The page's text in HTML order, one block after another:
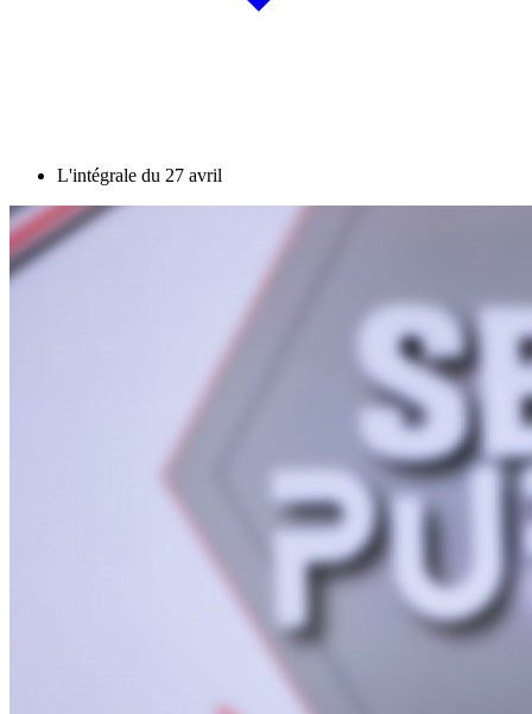
L'intégrale du 27 avril